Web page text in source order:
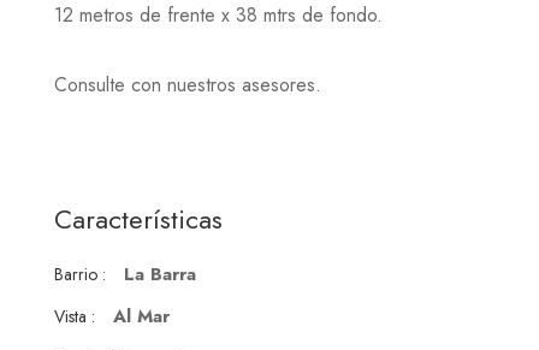
12 metros de frente x 38 mtrs de fondo.
Consulte con nuestros asesores.
Características
Barrio : La Barra
Vista : Al Mar